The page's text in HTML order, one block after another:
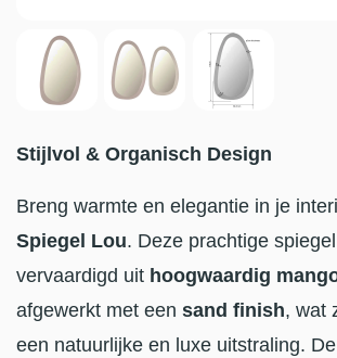
Stijlvol & Organisch Design
Breng warmte en elegantie in je
Spiegel Lou. Deze prachtige
vervaardigd uit hoogwaardig
afgewerkt met een sand finish, wat
een natuurlijke en luxe uitstraling. De